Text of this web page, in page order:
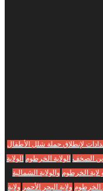
لإنطلاق حملة شلل الأطفال
الصخف الولاية الخرطوم الولاية
لاية الخرطوم والولاية الشمالية
الخرطوم ولاية البحر الأحمر ولاية